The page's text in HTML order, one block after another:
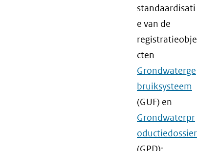
standaardisati
e van de
registratieobje
cten
Grondwaterge
bruiksysteem
(GUF) en
Grondwaterpr
oductiedossier
(GPD):